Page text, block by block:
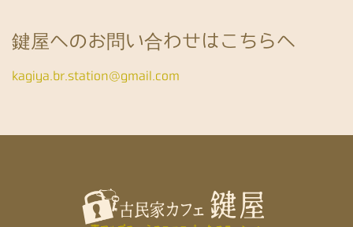
鍵屋へのお問い合わせはこちらへ
kagiya.br.station@gmail.com